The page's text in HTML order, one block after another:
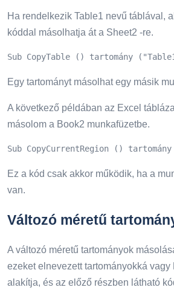
Ha rendelkezik Table1 nevű táblával,
kóddal másolhatja át a Sheet2 -re.
Sub CopyTable () tartomány
Egy tartományt másolhat egy másik
A következő példában az Excel
másolom a Book2 munkafüzetbe.
Sub CopyCurrentRegion ()
Ez a kód csak akkor működik, ha a
van.
Változó méretű
A változó méretű tartományok
ezeket elnevezett tartományokká vagy
alakítja, és az előző részben látható